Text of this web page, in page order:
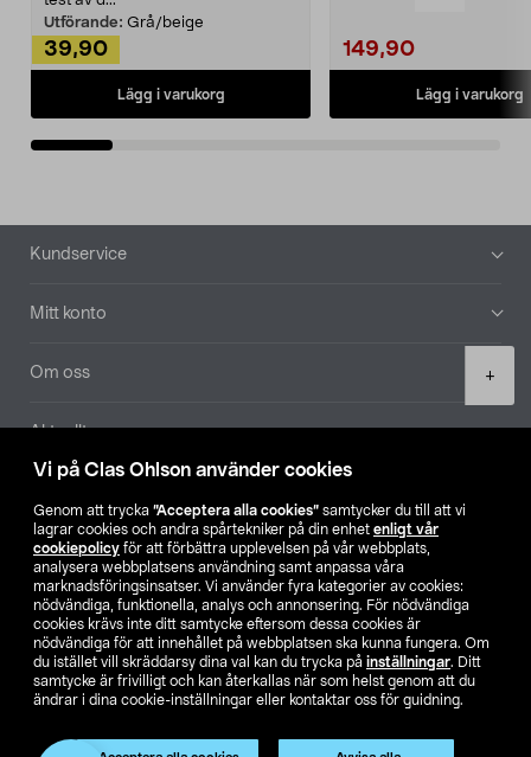
Vi på Clas Ohlson använder cookies
Genom att trycka ”Acceptera alla cookies” samtycker du till att vi
lagrar cookies och andra spårtekniker på din enhet enligt vår
cookiepolicy för att förbättra upplevelsen på vår webbplats,
analysera webbplatsens användning samt anpassa våra
marknadsföringsinsatser. Vi använder fyra kategorier av cookies:
nödvändiga, funktionella, analys och annonsering. För nödvändiga
cookies krävs inte ditt samtycke eftersom dessa cookies är
nödvändiga för att innehållet på webbplatsen ska kunna fungera. Om
du istället vill skräddarsy dina val kan du trycka på inställningar. Ditt
samtycke är frivilligt och kan återkallas när som helst genom att du
ändrar i dina cookie-inställningar eller kontaktar oss för guidning.
+
Utförande: Grå/beige
39,90
Lägg i varukorg
149,90
Lägg i varukorg
Sidfot
Kundservice
Mitt konto
Om oss
Aktuellt
Hitta butik
SE NO FI